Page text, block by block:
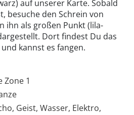
auf unserer Karte. Sobald
besuche den Schrein von
ihn als großen Punkt (lila-
Dort findest Du das
kannst es fangen.
Zone 1
Geist, Wasser, Elektro,